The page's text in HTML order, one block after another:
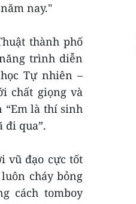
nay."
thành phố
trình diễn
Tự nhiên –
chất giọng và
“Em là thí sinh
đi qua”.
vũ đạo cực tốt
cháy bỏng
cách tomboy